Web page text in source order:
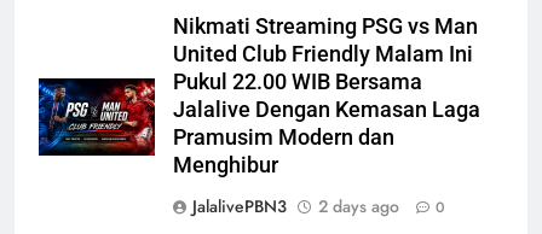
Nikmati Streaming PSG vs Man
United Club Friendly Malam Ini
Pukul 22.00 WIB Bersama
Jalalive Dengan Kemasan Laga
Pramusim Modern dan
Menghibur
JalalivePBN3
2 days ago 0